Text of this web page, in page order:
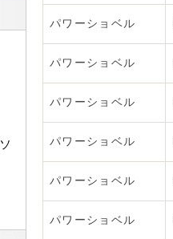
パワーショベル
パワーショベル
パワーショベル
パワーショベル
パワーショベル
パワーショベル